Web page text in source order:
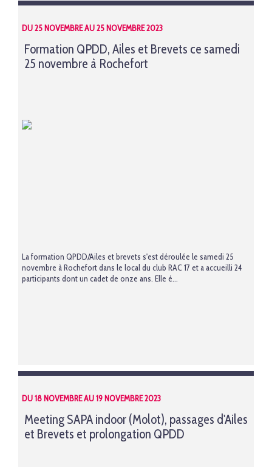
DU 25 NOVEMBRE AU 25 NOVEMBRE 2023
Formation QPDD, Ailes et Brevets ce samedi
25 novembre à Rochefort
La formation QPDD/Ailes et brevets s'est déroulée le samedi 25
novembre à Rochefort dans le local du club RAC 17 et a accueilli 24
participants dont un cadet de onze ans. Elle é...
DU 18 NOVEMBRE AU 19 NOVEMBRE 2023
Meeting SAPA indoor (Molot), passages d'Ailes
et Brevets et prolongation QPDD